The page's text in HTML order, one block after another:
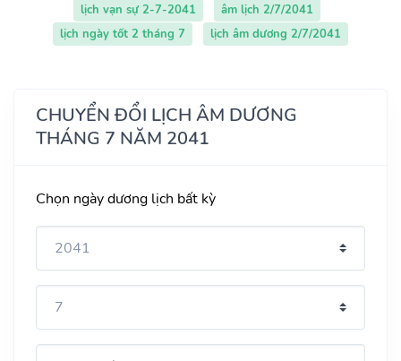
lịch vạn sự 2-7-2041
âm lịch 2/7/2041
lịch ngày tốt 2 tháng 7
lịch âm dương 2/7/2041
CHUYỂN ĐỔI LỊCH ÂM DƯƠNG
THÁNG 7 NĂM 2041
Chọn ngày dương lịch bất kỳ